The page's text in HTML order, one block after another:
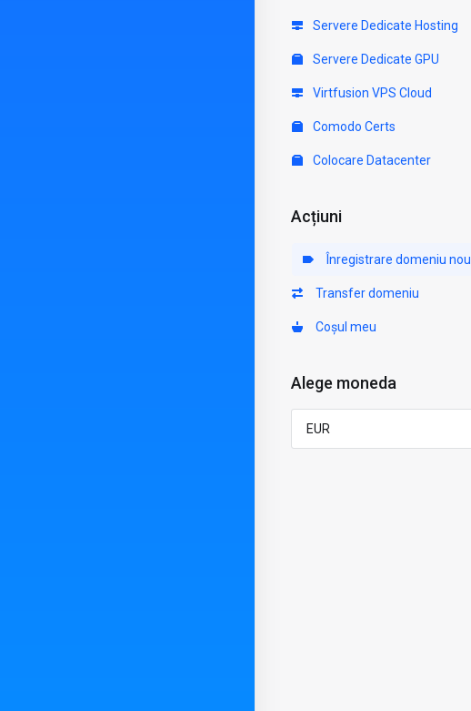
Servere Dedicate Hosting
Servere Dedicate GPU
Virtfusion VPS Cloud
Comodo Certs
Colocare Datacenter
Acțiuni
Înregistrare domeniu nou
Transfer domeniu
Coșul meu
Alege moneda